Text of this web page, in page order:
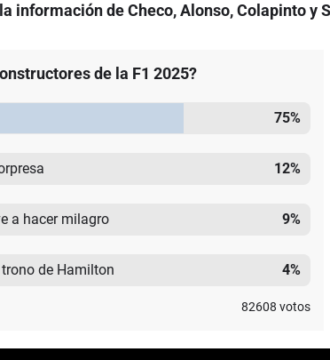
información de Checo, Alonso, Colapinto y
de la F1 2025?
75%
12%
a hacer milagro 9%
de Hamilton 4%
82608 votos